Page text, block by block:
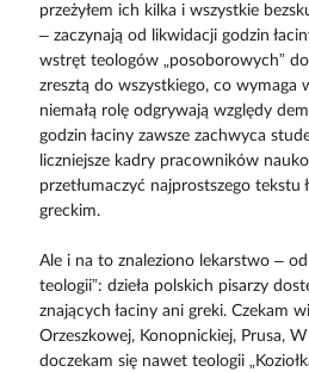
przeżyłem ich kilka i wszystkie
– zaczynają od likwidacji godzin
wstręt teologów „posoborowych”
zresztą do wszystkiego, co wymaga
niemałą rolę odgrywają względy
godzin łaciny zawsze zachwyca
liczniejsze kadry pracowników
przetłumaczyć najprostszego tekstu
greckim.
Ale i na to znaleziono lekarstwo –
teologii”: dzieła polskich pisarzy
znających łaciny ani greki. Czekam
Orzeszkowej, Konopnickiej, Prusa,
doczekam się nawet teologii